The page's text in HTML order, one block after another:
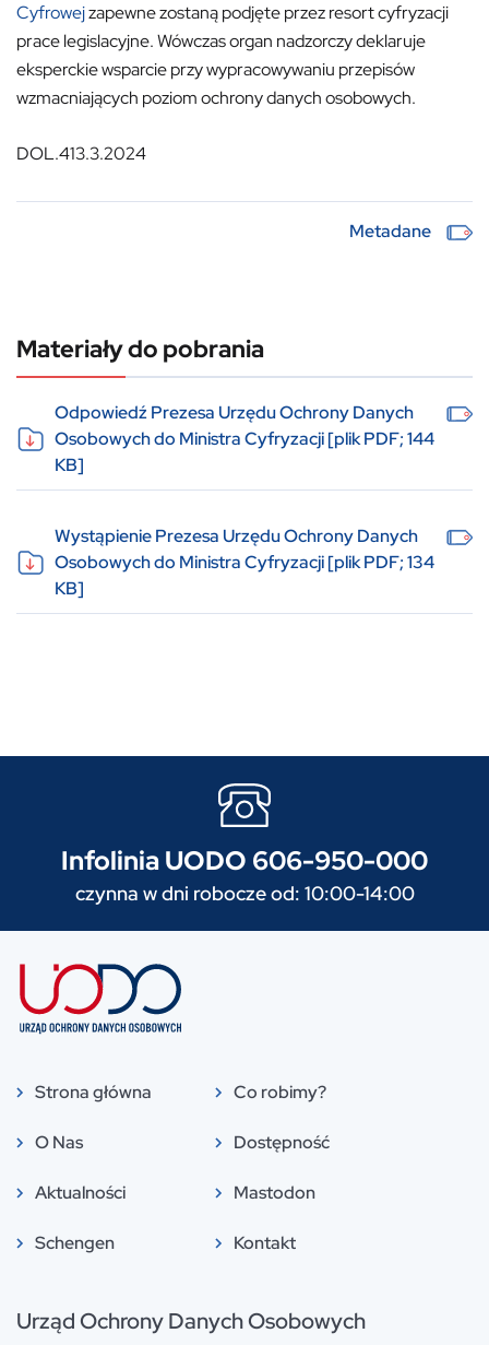
Cyfrowejzapewne zostaną podjęte przez resort cyfryzacji
prace legislacyjne. Wówczas organ nadzorczy deklaruje
eksperckie wsparcie przy wypracowywaniu przepisów
wzmacniających poziom ochrony danych osobowych.
DOL.413.3.2024
Metadane
Materiały do pobrania
Odpowiedź Prezesa Urzędu Ochrony Danych
Osobowych do Ministra Cyfryzacji [plik PDF; 144
KB]
Wystąpienie Prezesa Urzędu Ochrony Danych
Osobowych do Ministra Cyfryzacji [plik PDF; 134
KB]
Infolinia UODO 606-950-000
czynna w dni robocze od: 10:00-14:00
Strona główna
O Nas
Aktualności
Schengen
Co robimy?
Dostępność
Mastodon
Kontakt
Urząd Ochrony Danych Osobowych